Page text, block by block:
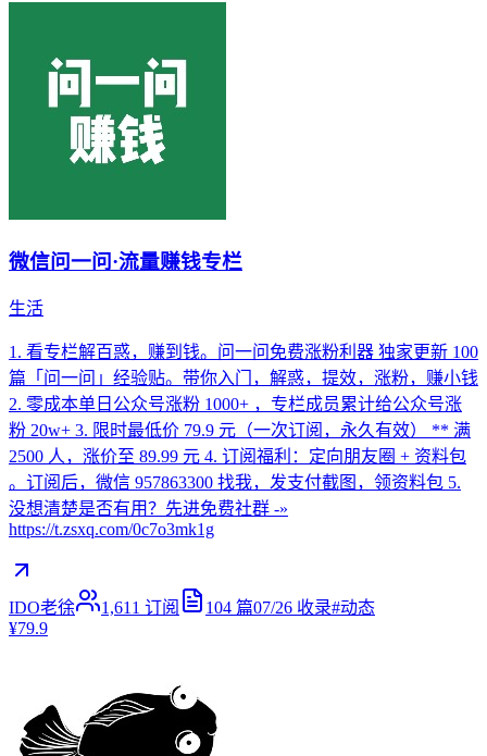
微信问一问·流量赚钱专栏
生活
1. 看专栏解百惑，赚到钱。问一问免费涨粉利器 独家更新 100
篇「问一问」经验贴。带你入门，解惑，提效，涨粉，赚小钱
2. 零成本单日公众号涨粉 1000+ ，专栏成员累计给公众号涨
粉 20w+ 3. 限时最低价 79.9 元（一次订阅，永久有效） ** 满
2500 人，涨价至 89.99 元 4. 订阅福利：定向朋友圈 + 资料包
。订阅后，微信 957863300 找我，发支付截图，领资料包 5.
没想清楚是否有用？先进免费社群 -»
https://t.zsxq.com/0c7o3mk1g
IDO老徐 1,611 订阅 104 篇07/26 收录#动态
¥79.9